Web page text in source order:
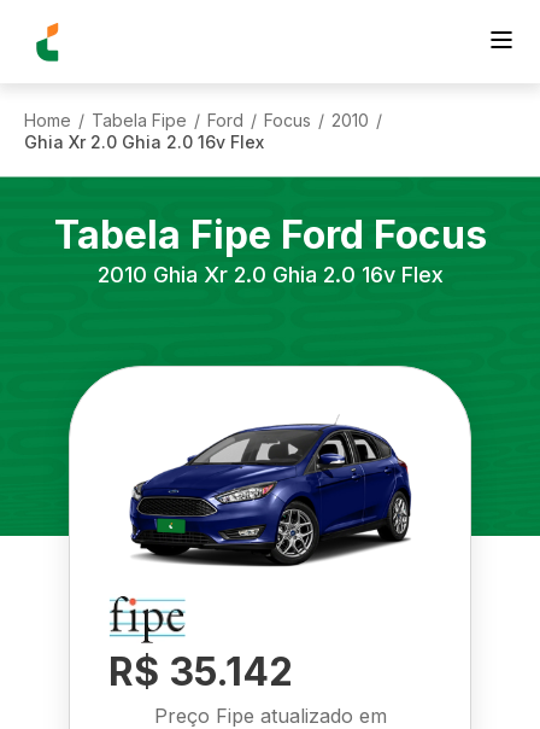
Home / Tabela Fipe / Ford / Focus / 2010 /
Ghia Xr 2.0 Ghia 2.0 16v Flex
Tabela Fipe Ford Focus
2010 Ghia Xr 2.0 Ghia 2.0 16v Flex
R$ 35.142
Preço Fipe atualizado em